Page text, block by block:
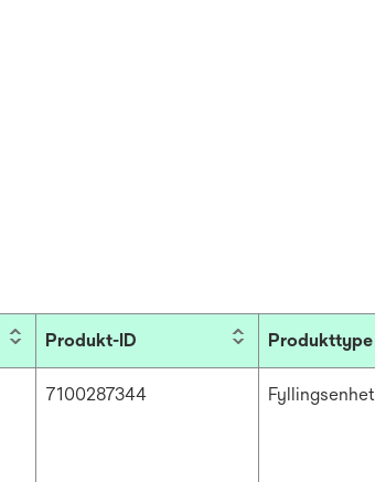
Produkt-ID Produkttype
7100287344 Fyllingsenhet